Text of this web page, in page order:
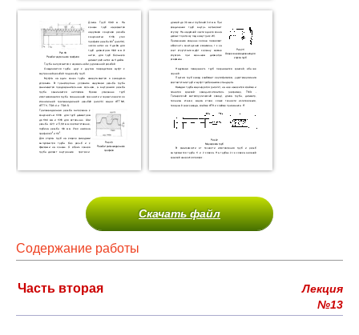
Скачать файл
Содержание работы
Часть втораяЛекция
№13